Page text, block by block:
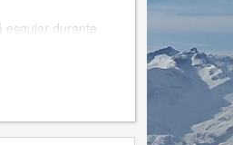
esquiar durante
sin aburrirse ni